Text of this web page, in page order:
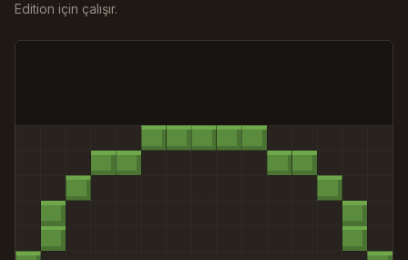
Edition için çalışır.